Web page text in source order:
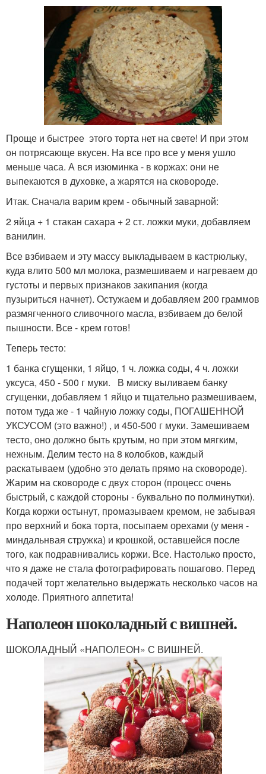
Проще и быстрее этого торта нет на свете! И при этом
он потрясающе вкусен. На все про все у меня ушло
меньше часа. А вся изюминка - в коржах: они не
выпекаются в духовке, а жарятся на сковороде.
Итак. Сначала варим крем - обычный заварной:
2 яйца + 1 стакан сахара + 2 ст. ложки муки, добавляем
ванилин.
Все взбиваем и эту массу выкладываем в кастрюльку,
куда влито 500 мл молока, размешиваем и нагреваем до
густоты и первых признаков закипания (когда
пузыриться начнет). Остужаем и добавляем 200 граммов
размягченного сливочного масла, взбиваем до белой
пышности. Все - крем готов!
Теперь тесто:
1 банка сгущенки, 1 яйцо, 1 ч. ложка соды, 4 ч. ложки
уксуса, 450 - 500 г муки. В миску выливаем банку
сгущенки, добавляем 1 яйцо и тщательно размешиваем,
потом туда же - 1 чайную ложку соды, ПОГАШЕННОЙ
УКСУСОМ (это важно!) , и 450-500 г муки. Замешиваем
тесто, оно должно быть крутым, но при этом мягким,
нежным. Делим тесто на 8 колобков, каждый
раскатываем (удобно это делать прямо на сковороде).
Жарим на сковороде с двух сторон (процесс очень
быстрый, с каждой стороны - буквально по полминутки).
Когда коржи остынут, промазываем кремом, не забывая
про верхний и бока торта, посыпаем орехами (у меня -
миндальнвая стружка) и крошкой, оставшейся после
того, как подравнивались коржи. Все. Настолько просто,
что я даже не стала фотографировать пошагово. Перед
подачей торт желательно выдержать несколько часов на
холоде. Приятного аппетита!
Наполеон шоколадный с вишней.
ШОКОЛАДНЫЙ «НАПОЛЕОН» С ВИШНЕЙ.